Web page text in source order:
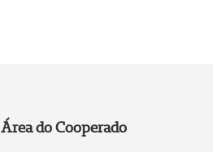
Área do Cooperado